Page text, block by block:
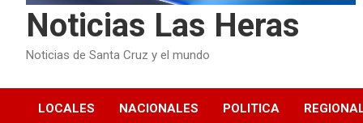
Noticias Las Heras
Noticias de Santa Cruz y el mundo
LOCALES NACIONALES POLITICA